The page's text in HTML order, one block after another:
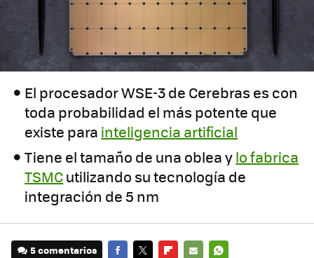
El procesador WSE-3 de Cerebras es con
toda probabilidad el más potente que
existe para inteligencia artificial
Tiene el tamaño de una oblea ylo fabrica
TSMCutilizando su tecnología de
integración de 5 nm
5 comentarios